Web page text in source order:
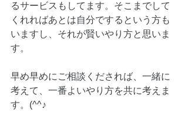
るサービスもしてます。そこまでして
くれればあとは自分でするという方も
いますし、それが賢いやり方と思いま
す。
早め早めにご相談くだされば、一緒に
考えて、一番よいやり方を共に考えま
す。(^^♪